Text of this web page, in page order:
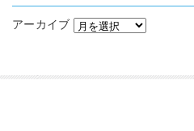
アーカイブ